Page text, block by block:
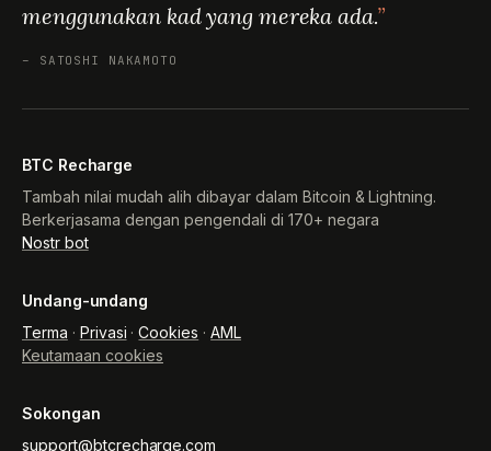
menggunakan kad yang mereka ada.
– SATOSHI NAKAMOTO
BTC Recharge
Tambah nilai mudah alih dibayar dalam Bitcoin & Lightning.
Berkerjasama dengan pengendali di 170+ negara
Nostr bot
Undang-undang
Terma · Privasi ·Cookies ·AML
Keutamaan cookies
Sokongan
support@btcrecharge.com